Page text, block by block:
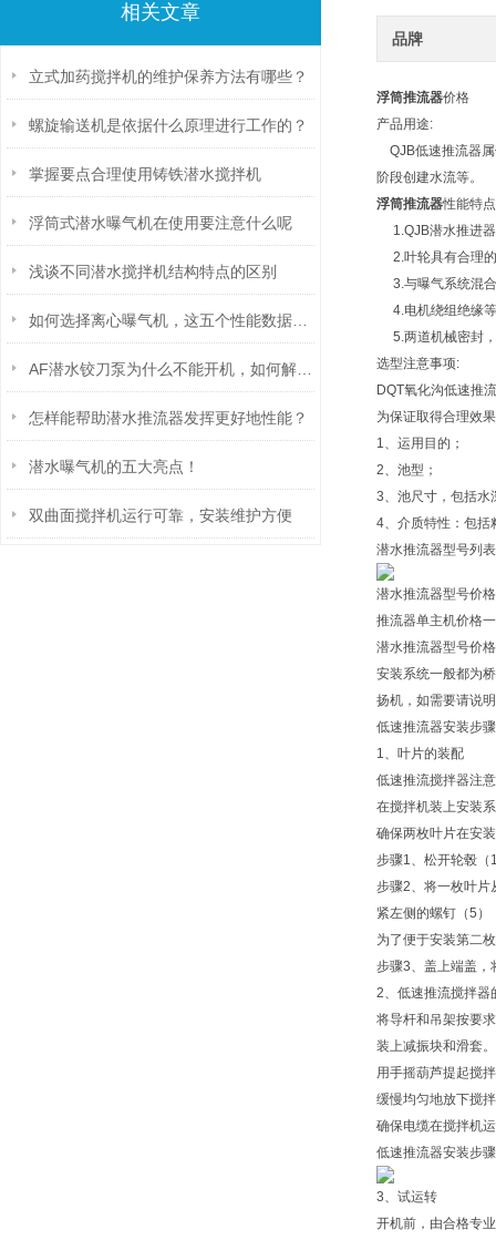
相关文章
立式加药搅拌机的维护保养方法有哪些？
螺旋输送机是依据什么原理进行工作的？
掌握要点合理使用铸铁潜水搅拌机
浮筒式潜水曝气机在使用要注意什么呢
浅谈不同潜水搅拌机结构特点的区别
怎样能帮助潜水推流器发挥更好地性能？
潜水曝气机的五大亮点！
双曲面搅拌机运行可靠，安装维护方便
品牌
浮筒推流器价格
产品用途:
QJB低速推流器属
阶段创建水流等。
浮筒推流器性能特
1.QJB潜水推进器
2.叶轮具有合理的
3.与曝气系统混合
4.电机绕组绝缘等
5.两道机械密封，
选型注意事项:
DQT氧化沟低速推
为保证取得合理效
1、运用目的；
2、池型；
3、池尺寸，包括水
4、介质特性：包括
潜水推流器型号列表
潜水推流器型号价格
推流器单主机价格
潜水推流器型号价
安装系统一般都为
扬机，如需要请说
低速推流器安装步
1、叶片的装配
低速推流搅拌器注
在搅拌机装上安装
确保两枚叶片在安
步骤1、松开轮毂（
步骤2、将一枚叶片
紧左侧的螺钉（5）
为了便于安装第二
步骤3、盖上端盖，
2、低速推流搅拌器
将导杆和吊架按要
装上减振块和滑套。
用手摇葫芦提起搅
缓慢均匀地放下搅
确保电缆在搅拌机
低速推流器安装步
3、试运转
开机前，由合格专